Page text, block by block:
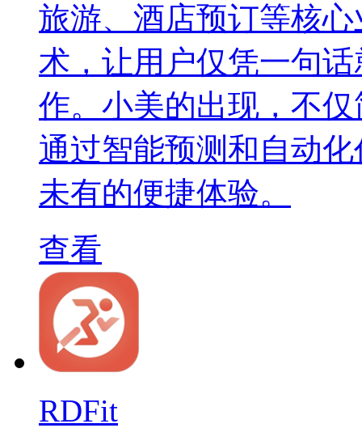
旅游、酒店预订等核
术，让用户仅凭一句
作。小美的出现，不
通过智能预测和自动
未有的便捷体验。
查看
RDFit